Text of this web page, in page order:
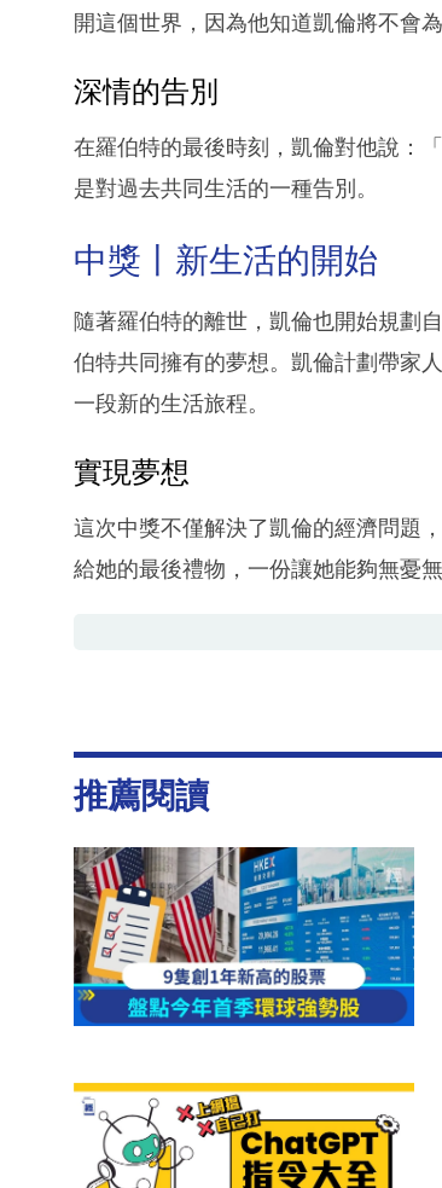
開這個世界，因為他知道凱倫將不會為
深情的告別
在羅伯特的最後時刻，凱倫對他說：
是對過去共同生活的一種告別。
中獎丨新生活的開始
隨著羅伯特的離世，凱倫也開始規劃
伯特共同擁有的夢想。凱倫計劃帶家
一段新的生活旅程。
實現夢想
這次中獎不僅解決了凱倫的經濟問題
給她的最後禮物，一份讓她能夠無憂
推薦閱讀